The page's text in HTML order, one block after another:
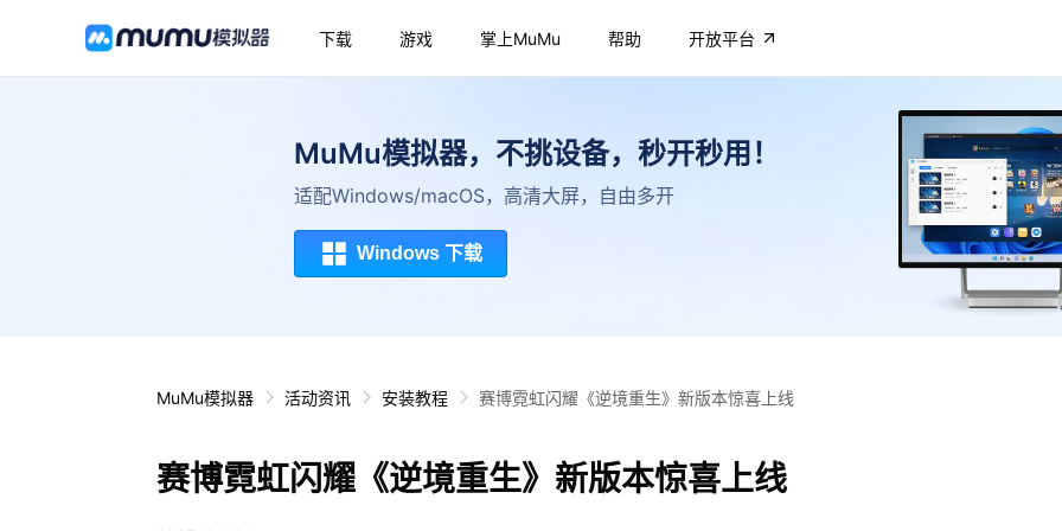
下载 游戏 掌上MuMu 帮助 开放平台
MuMu模拟器，不挑设备，秒开秒用！
适配Windows/macOS，高清大屏，自由多开
Windows 下载
MuMu模拟器 活动资讯 安装教程 赛博霓虹闪耀《逆境重生》新版本惊喜上线
赛博霓虹闪耀《逆境重生》新版本惊喜上线